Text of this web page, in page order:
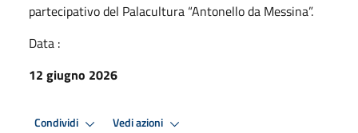
partecipativo del Palacultura “Antonello da Messina”.
Data :
12 giugno 2026
Condividi Vedi azioni